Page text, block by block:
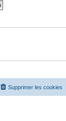
Supprimer les cookies